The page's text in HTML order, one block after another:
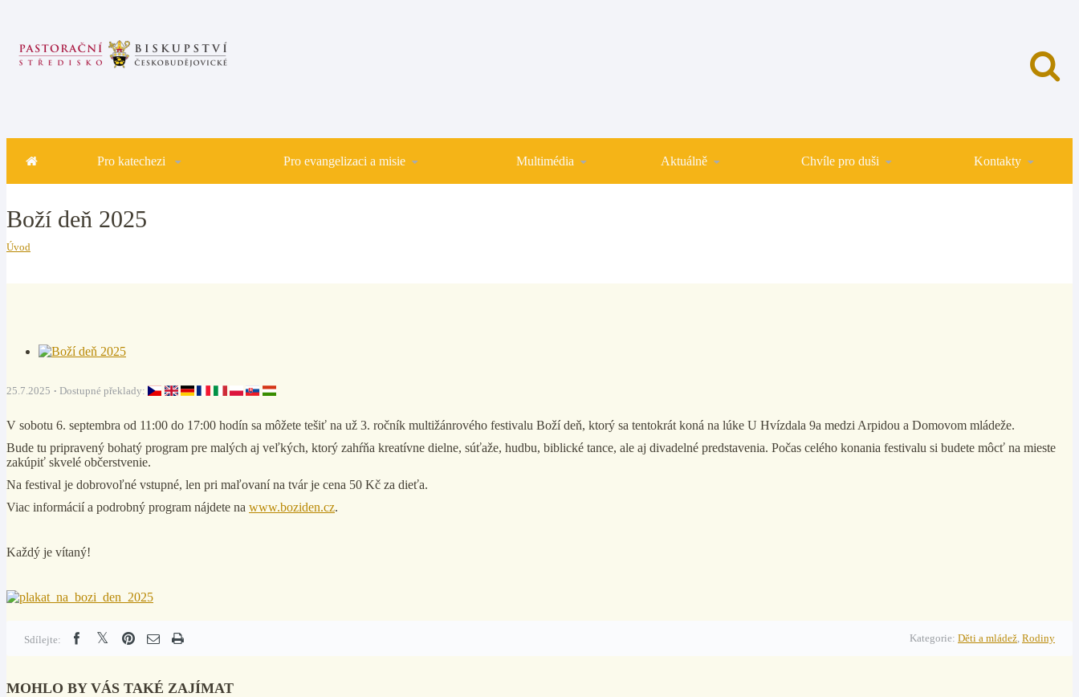
Pro katechezi Pro evangelizaci a misie Multimédia Aktuálně Chvíle pro duši Kontakty
Boží deň 2025
Úvod
25.7.2025 Dostupné překlady:
V sobotu 6. septembra od 11:00 do 17:00 hodín sa môžete tešiť na už 3. ročník multižánrového festivalu Boží deň, ktorý sa tentokrát koná na lúke U Hvízdala 9a medzi Arpidou a Domovom mládeže.
Bude tu pripravený bohatý program pre malých aj veľkých, ktorý zahŕňa kreatívne dielne, súťaže, hudbu, biblické tance, ale aj divadelné predstavenia. Počas celého konania festivalu si budete môcť na mieste
zakúpiť skvelé občerstvenie.
Na festival je dobrovoľné vstupné, len pri maľovaní na tvár je cena 50 Kč za dieťa.
Viac informácií a podrobný program nájdete na www.boziden.cz.
Každý je vítaný!
Sdílejte: Kategorie: Děti a mládež, Rodiny
MOHLO BY VÁS TAKÉ ZAJÍMAT